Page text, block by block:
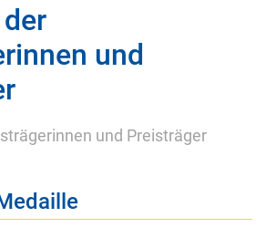
und
und Preisträger